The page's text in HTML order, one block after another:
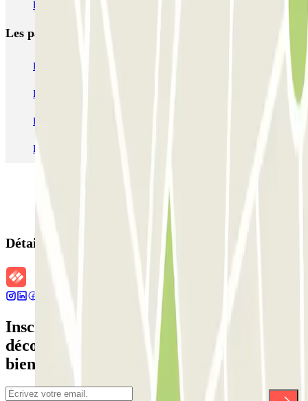
Parkings près de l'hôtel Catalonia Barcelona Plaza
Les parkings les
Parking Paris
Parking Charles de Gaulle - Roissy Aeroport
Parking Aéroport Roland Garros La Réunion P4 Longue Durée
Parking Aéroport Barcelone
Détails de la réservation
Inscrivez-vous à notre newsletter et
découvrez des réductions, des concours et
bien d'autres surprises.